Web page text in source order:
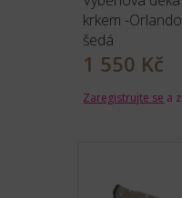
krkem -
šedá
1 550 Kč
Zaregistrujte se a